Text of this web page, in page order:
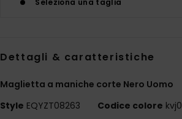
Dettagli & caratteristiche
Maglietta a maniche corte Nero Uomo
Style EQYZT08263 Codice colore kvj0